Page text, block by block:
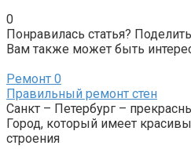
0
Понравилась статья?
Вам также может быть
Ремонт 0
Правильный ремонт стен
Санкт – Петербург –
Город, который имеет
строения